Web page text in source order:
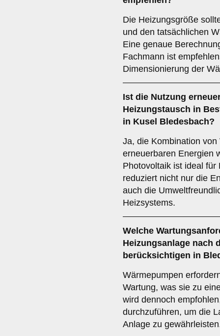
Die Heizungsgröße
und den tatsächlichen
Eine genaue
Fachmann ist
Dimensionierung der
Ist die Nutzung
Heizungstausch in
in Kusel Bledesbach?
Ja, die Kombination
erneuerbaren Energien
Photovoltaik ist ideal
reduziert nicht nur die
auch die
Heizsystems.
Welche
Heizungsanlage nach
berücksichtigen in
Wärmepumpen
Wartung, was sie zu
wird dennoch
durchzuführen, um die
Anlage zu